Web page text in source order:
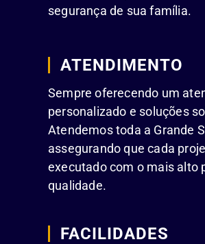
segurança de sua família.
ATENDIMENTO
Sempre oferecendo um
personalizado e soluções
Atendemos toda a Grande
assegurando que cada
executado com o mais alto
qualidade.
FACILIDADES